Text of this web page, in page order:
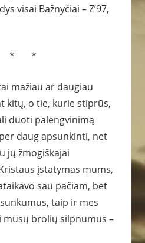
visai Bažnyčiai – Z’97,
* *
mažiau ar daugiau
kitų, o tie, kurie stiprūs,
duoti palengvinimą
daug apsunkinti, net
jų žmogiškajai
įstatymas mums,
sau pačiam, bet
taip ir mes
brolių silpnumus –